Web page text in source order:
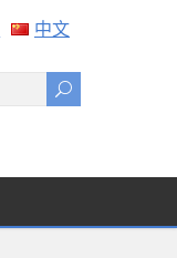
中文